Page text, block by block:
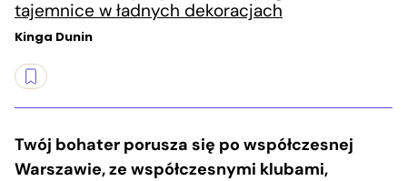
tajemnice w ładnych dekoracjach
Kinga Dunin
Twój bohater porusza się po współczesnej
Warszawie, ze współczesnymi klubami,